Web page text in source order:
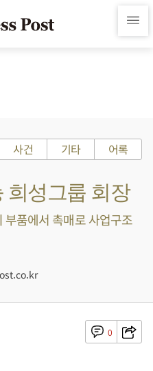
사건 기타 어록
희성그룹 회장
부품에서 촉매로 사업구조
0